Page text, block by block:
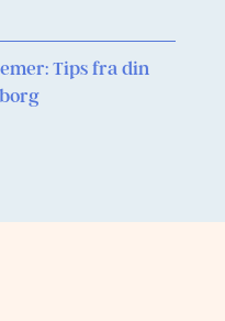
Tips fra din